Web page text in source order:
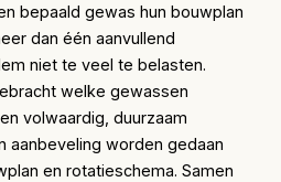
bepaald gewas hun bouwplan
dan één aanvullend
niet te veel te belasten.
welke gewassen
volwaardig, duurzaam
aanbeveling worden gedaan
en rotatieschema. Samen